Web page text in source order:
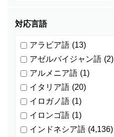
対応言語
アラビア語 (13)
アゼルバイジャン語 (2)
アルメニア語 (1)
イタリア語 (20)
イロガノ語 (1)
イロンゴ語 (1)
インドネシア語 (4,136)